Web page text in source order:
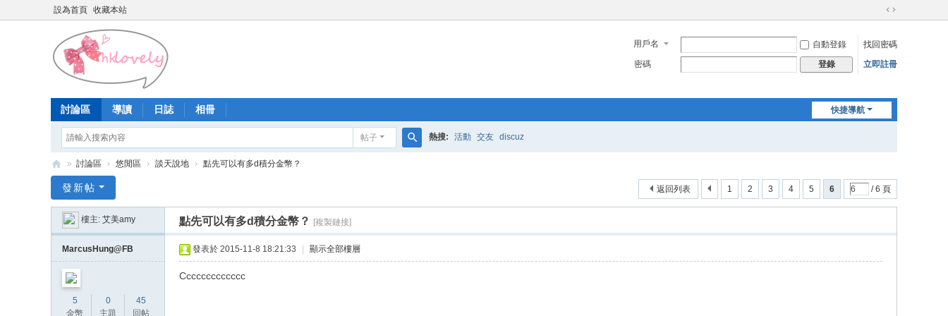
設為首頁 收藏本站
切
到
寬
用戶名 自動登錄
找回密碼
密碼
登錄 立即註冊
快捷導航
討論區 導讀 日誌 相冊
帖子 熱搜: 活動 交友 discuz
港
» 討論區 › 悠閒區 › 談天說地 › 點先可以有多d積分金幣？
1 2 3 4 5 6 / 6 頁
返回列表
發新帖
樓主: 艾美amy 點先可以有多d積分金幣？ [複製鏈接]
MarcusHung@FB
5
金幣
0
主題
45
回帖
發表於 2015-11-8 18:21:33 顯示全部樓層
Ccccccccccccc